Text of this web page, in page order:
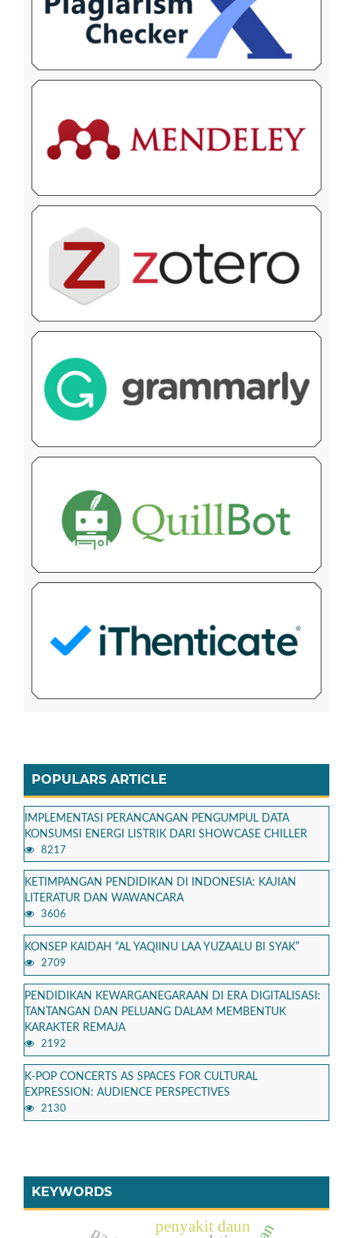
POPULARS ARTICLE
IMPLEMENTASI PERANCANGAN PENGUMPUL DATA
KONSUMSI ENERGI LISTRIK DARI SHOWCASE CHILLER
8217
KETIMPANGAN PENDIDIKAN DI INDONESIA: KAJIAN
LITERATUR DAN WAWANCARA
3606
KONSEP KAIDAH “AL YAQIINU LAA YUZAALU BI SYAK”
2709
PENDIDIKAN KEWARGANEGARAAN DI ERA DIGITALISASI:
TANTANGAN DAN PELUANG DALAM MEMBENTUK
KARAKTER REMAJA
2192
K-POP CONCERTS AS SPACES FOR CULTURAL
EXPRESSION: AUDIENCE PERSPECTIVES
2130
KEYWORDS
penyakit daun